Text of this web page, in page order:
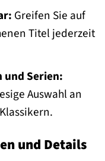
Greifen Sie auf
Titel jederzeit
und Serien:
Auswahl an
und Details